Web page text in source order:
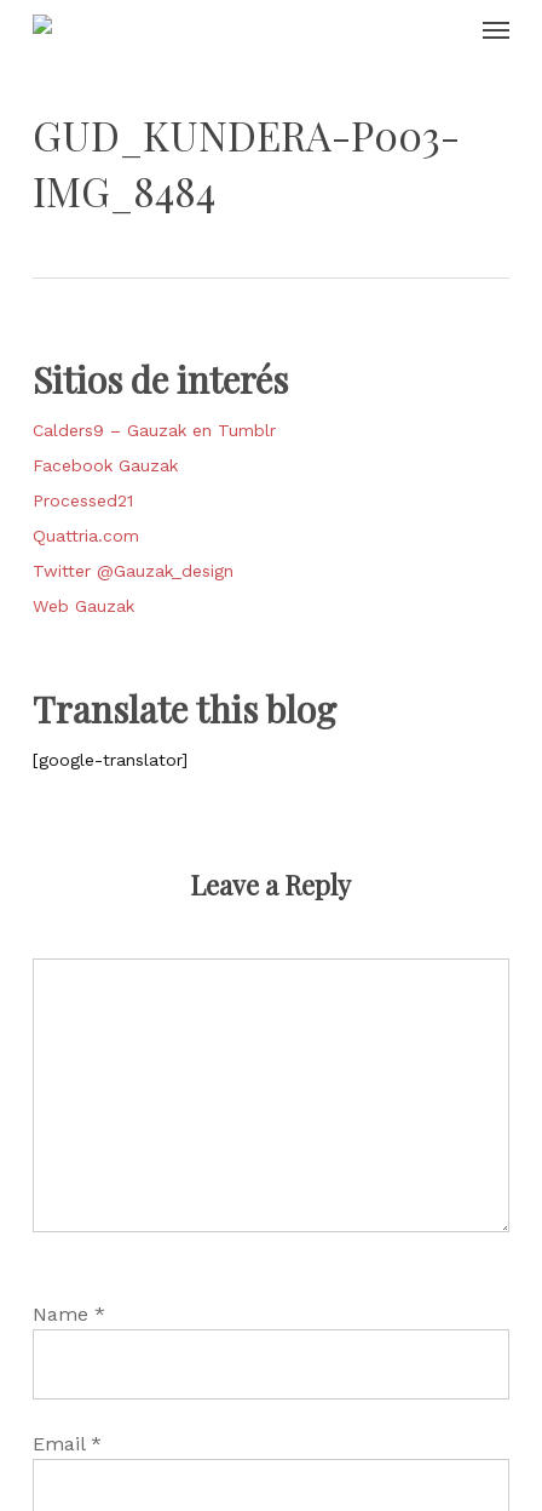
Skip
GUD_KUNDERA-P003-
IMG_8484
Sitios de interés
Calders9 – Gauzak en Tumblr
Facebook Gauzak
Processed21
Quattria.com
Twitter @Gauzak_design
Web Gauzak
Translate this blog
[google-translator]
Leave a Reply
Name *
Email *